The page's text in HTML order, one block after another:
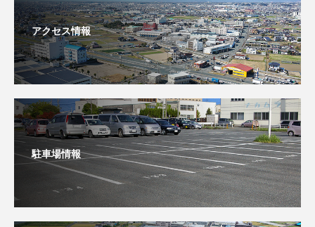
アクセス情報
駐車場情報